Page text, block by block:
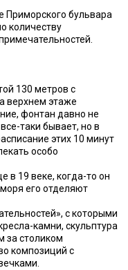
Приморского бульвара
количеству
130 метров с
верхнем этаже
фонтан давно не
таки бывает, но в
этих 10 минут
особо
в 19 веке, когда-то он
его отделяют
с которыми
камни, скульптура
за столиком
композиций с